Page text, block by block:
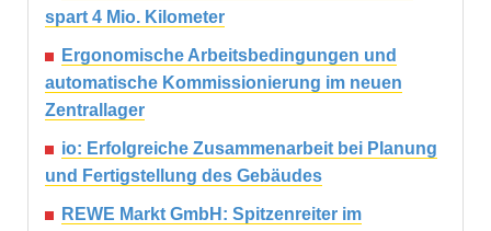
spart 4 Mio. Kilometer
Ergonomische Arbeitsbedingungen und
automatische Kommissionierung im neuen
Zentrallager
io: Erfolgreiche Zusammenarbeit bei Planung
und Fertigstellung des Gebäudes
REWE Markt GmbH: Spitzenreiter im